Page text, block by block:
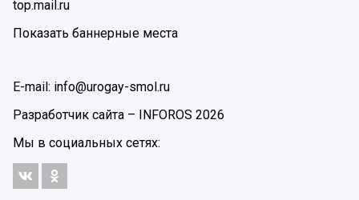
top.mail.ru
Показать баннерные места
E-mail: info@urogay-smol.ru
Разработчик сайта –
INFOROS 2026
Мы в социальных сетях: